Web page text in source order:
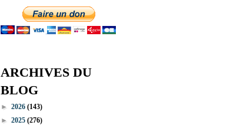
ARCHIVES DU
BLOG
► 2026 (143)
► 2025 (276)